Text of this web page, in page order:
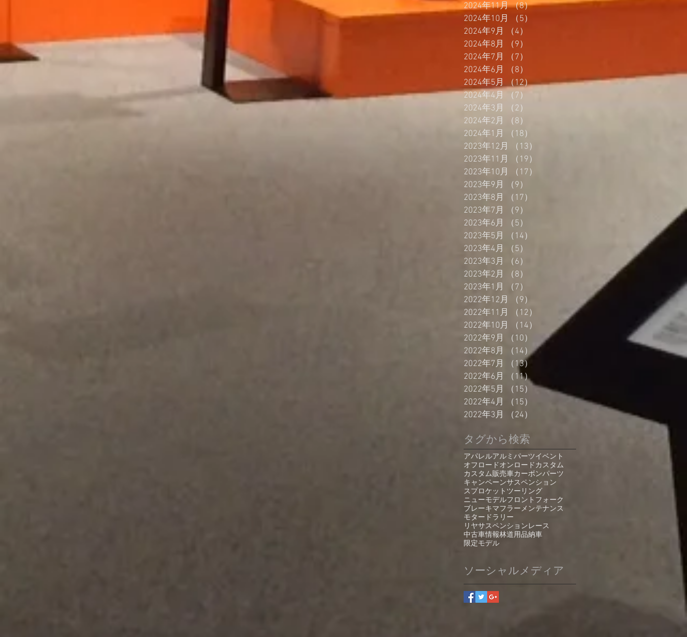
2024年11月 （8）8件の記事
2024年10月
（5）
2024年9月
（4）
2024年8月
（9）
2024年7月
（7）
2024年6月
（8）
2024年5月
（12）12件の記事
2024年4月
（7）
2024年3月
（2）
2024年2月
（8）
2024年1月
（18）
2023年12月
（13）
2023年11月
（19）
2023年10月
（17）
2023年9月
（9）
2023年8月
（17）
2023年7月
（9）
2023年6月
（5）
2023年5月
（14）
2023年4月
（5）
2023年3月
（6）
2023年2月
（8）
2023年1月
（7）
2022年12月
（9）
2022年11月
（12）
12件の記事
2022年10月
（14）
14件の記事
2022年9月
（10）
10件の記事
2022年8月
（14）14件の記事
2022年7月
（13）
2022年6月
（11）
2022年5月
（15）
15件の記事
2022年4月
（15）
15件の記事
2022年3月
（24）
タグから検索
アパレルアルミパーツイベント
オフロードオンロードカスタム
カスタム販売車カーボンパーツ
キャンペーンサスペンション
スプロケット ツーリング
ニューモデルフロントフォーク
ブレーキマフラーメンテナンス
モタードラリー
リヤサスペンションレース
中古車情報林道用品納車
限定モデル
ソーシャルメディア